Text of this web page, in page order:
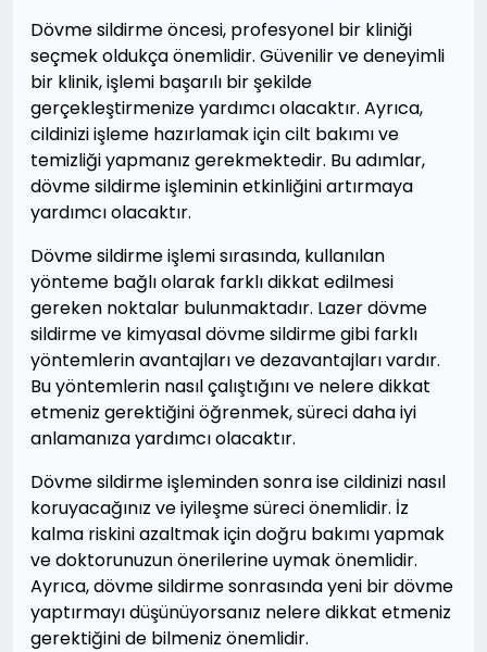
Dövme sildirme öncesi, profesyonel bir kliniği
seçmek oldukça önemlidir. Güvenilir ve deneyimli
bir klinik, işlemi başarılı bir şekilde
gerçekleştirmenize yardımcı olacaktır. Ayrıca,
cildinizi işleme hazırlamak için cilt bakımı ve
temizliği yapmanız gerekmektedir. Bu adımlar,
dövme sildirme işleminin etkinliğini artırmaya
yardımcı olacaktır.
Dövme sildirme işlemi sırasında, kullanılan
yönteme bağlı olarak farklı dikkat edilmesi
gereken noktalar bulunmaktadır. Lazer dövme
sildirme ve kimyasal dövme sildirme gibi farklı
yöntemlerin avantajları ve dezavantajları vardır.
Bu yöntemlerin nasıl çalıştığını ve nelere dikkat
etmeniz gerektiğini öğrenmek, süreci daha iyi
anlamanıza yardımcı olacaktır.
Dövme sildirme işleminden sonra ise cildinizi nasıl
koruyacağınız ve iyileşme süreci önemlidir. İz
kalma riskini azaltmak için doğru bakımı yapmak
ve doktorunuzun önerilerine uymak önemlidir.
Ayrıca, dövme sildirme sonrasında yeni bir dövme
yaptırmayı düşünüyorsanız nelere dikkat etmeniz
gerektiğini de bilmeniz önemlidir.